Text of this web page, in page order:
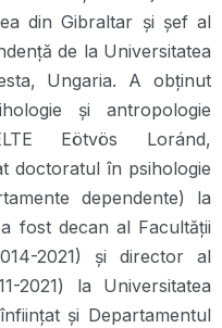
din Gibraltar și șef al
de la Universitatea
Ungaria. A obținut
și antropologie
Eötvös Loránd,
doctoratul în psihologie
dependente) la
fost decan al Facultății
2021) și director al
2021) la Universitatea
și Departamentul